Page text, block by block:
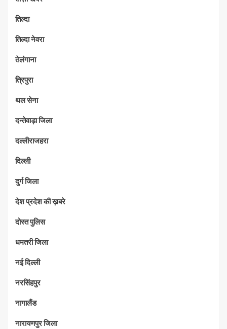
तिल्दा
तिल्दा नेवरा
तेलंगाना
त्रिपुरा
थल सेना
दन्तेवाड़ा जिला
दल्लीराजहरा
दिल्ली
दुर्ग जिला
देश प्रदेश की ख़बरे
दोस्त पुलिस
धमतरी जिला
नई दिल्ली
नरसिंहपुर
नागालैंड
नारायणपुर जिला